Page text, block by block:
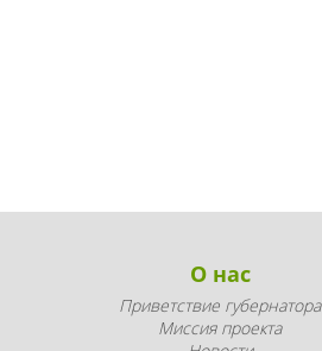
О нас
Приветствие губернатора
Миссия проекта